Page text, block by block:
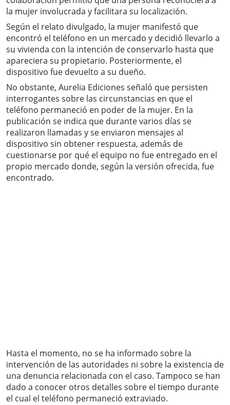
la mujer involucrada y facilitara su localización.
Según el relato divulgado, la mujer manifestó que
encontró el teléfono en un mercado y decidió llevarlo a
su vivienda con la intención de conservarlo hasta que
apareciera su propietario. Posteriormente, el
dispositivo fue devuelto a su dueño.
No obstante, Aurelia Ediciones señaló que persisten
interrogantes sobre las circunstancias en que el
teléfono permaneció en poder de la mujer. En la
publicación se indica que durante varios días se
realizaron llamadas y se enviaron mensajes al
dispositivo sin obtener respuesta, además de
cuestionarse por qué el equipo no fue entregado en el
propio mercado donde, según la versión ofrecida, fue
encontrado.
Hasta el momento, no se ha informado sobre la
intervención de las autoridades ni sobre la existencia de
una denuncia relacionada con el caso. Tampoco se han
dado a conocer otros detalles sobre el tiempo durante
el cual el teléfono permaneció extraviado.